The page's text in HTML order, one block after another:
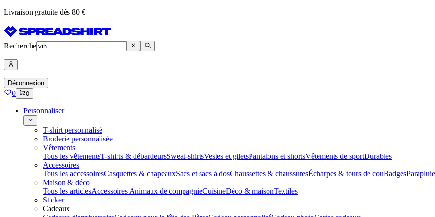
Livraison gratuite dès 80 €
Recherche
Déconnexion
0 0
Personnaliser
T-shirt personnalisé
Broderie personnalisée
Vêtements
Tous les vêtementsT-shirts & débardeursSweat-shirtsVestes et giletsPantalons et shortsVêtements de sportDurables
Accessoires
Tous les accessoiresCasquettes & chapeauxSacs et sacs à dosChaussettes & chaussuresÉcharpes & tours de couBadges
Maison & déco
Tous les articlesAccessoires Animaux de compagnieCuisineDéco & maisonTextiles
Sticker
Cadeaux